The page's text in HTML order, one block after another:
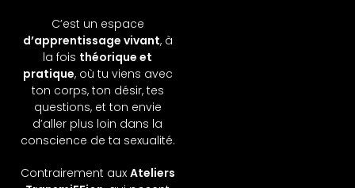
C’est un espace
d’apprentissage vivant, à
la fois théorique et
pratique, où tu viens avec
ton corps, ton désir, tes
questions, et ton envie
d’aller plus loin dans la
conscience de ta sexualité.
Contrairement aux Ateliers